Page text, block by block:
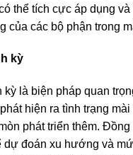
thể tích cực áp dụng
của các bộ phận trong
kỳ
là biện pháp quan
hiện ra tình trạng
phát triển thêm.
dự đoán xu hướng và